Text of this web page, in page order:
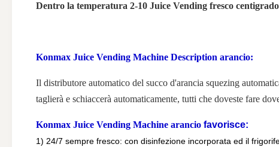
Dentro la temperatura 2-10 Juice Vending fresco centigrado
Konmax Juice Vending Machine Description arancio:
Il distributore automatico del succo d'arancia squezing
taglierà e schiaccerà automaticamente, tutti che doveste fare
Konmax Juice Vending Machine arancio favorisce:
1) 24/7 sempre fresco: con disinfezione incorporata ed il